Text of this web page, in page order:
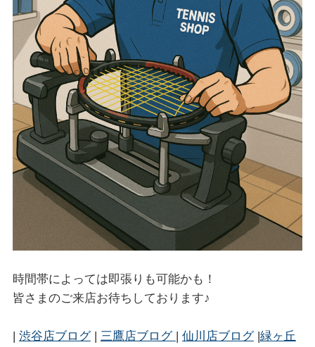
時間帯によっては即張りも可能かも！
皆さまのご来店お待ちしております♪
| 渋谷店ブログ| 三鷹店ブログ | 仙川店ブログ|緑ヶ丘